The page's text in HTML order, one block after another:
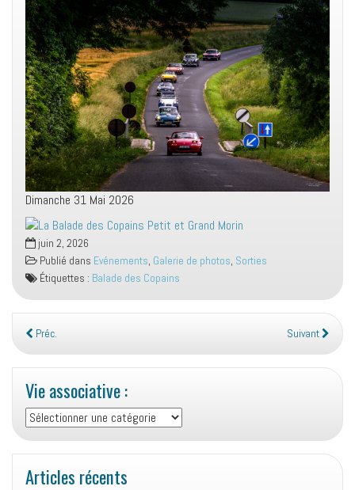
Dimanche 31 Mai 2026
juin 2, 2026
Publié dans Evénements, Galerie de photos, Sorties
Étiquettes : Balade des Copains
Préc. Suivant
Vie associative :
Vie
associative
:
Articles récents